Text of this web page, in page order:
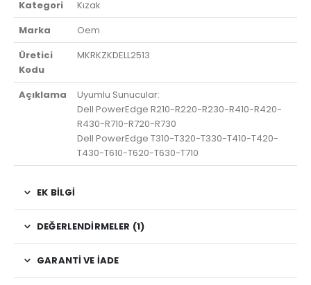
Kategori
Kızak
Marka
Oem
Üretici
Kodu
MKRKZKDELL2513
Açıklama
Uyumlu Sunucular:
Dell PowerEdge R210-R220-R230-R410-R420-
R430-R710-R720-R730
Dell PowerEdge T310-T320-T330-T410-T420-
T430-T610-T620-T630-T710
EK BILGI
DEĞERLENDIRMELER (1)
GARANTI VE İADE